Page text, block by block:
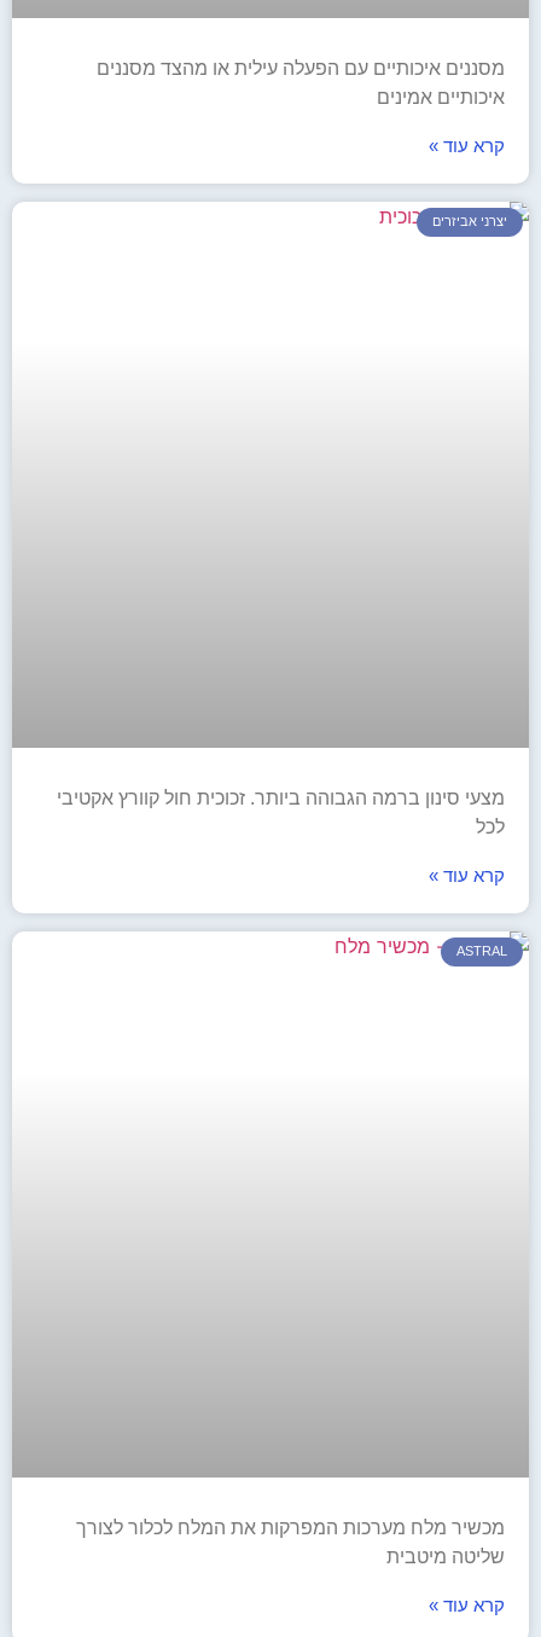
מסננים איכותיים עם הפעלה עילית או מהצד מסננים
איכותיים אמינים
קרא עוד »
יצרני אביזרים
מצעי סינון ברמה הגבוהה ביותר. זכוכית חול קוורץ אקטיבי
לכל
קרא עוד »
ASTRAL
מכשיר מלח מערכות המפרקות את המלח לכלור לצורך
שליטה מיטבית
קרא עוד »